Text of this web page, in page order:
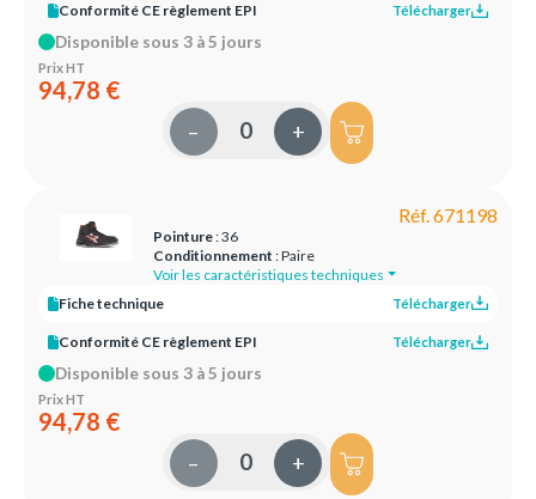
Conformité CE règlement EPI Télécharger
Disponible sous 3 à 5 jours
Prix HT
94,78 €
– +
Réf. 671198
Pointure: 36
Conditionnement : Paire
Voir les caractéristiques techniques
Fiche technique
Télécharger
Conformité CE règlement EPI Télécharger
Disponible sous 3 à 5 jours
Prix HT
94,78 €
– +